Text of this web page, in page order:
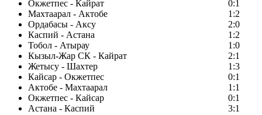
Окжетпес - Кайрат
0:1
Махтаарал - Актобе
1:2
Ордабасы - Аксу
2:0
Каспий - Астана
1:2
Тобол - Атырау
1:0
Кызыл-Жар СК - Кайрат
2:1
Жетысу - Шахтер
1:3
Кайсар - Окжетпес
0:1
Актобе - Махтаарал
1:1
Окжетпес - Кайсар
0:1
Астана - Каспий
3:1